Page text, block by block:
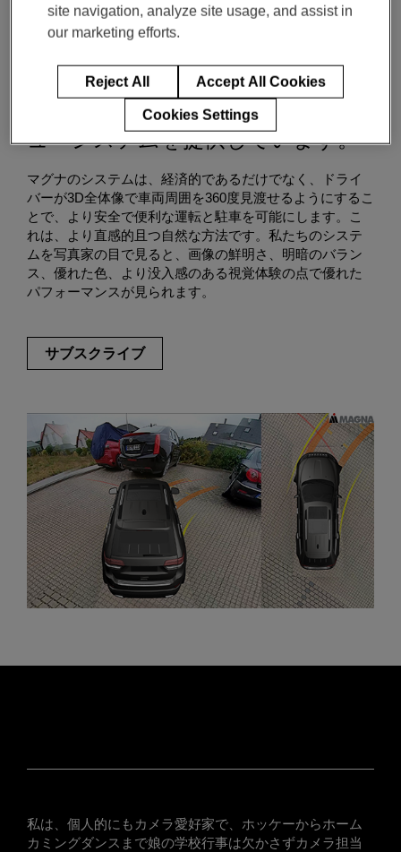
現在、マグナは、世界で活躍する
自動車メーカーの主となるモデル
に採算性のとれた3Dサラウンドビ
ューシステムを提供しています。
マグナのシステムは、経済的であるだけでなく、ドライ
バーが3D全体像で車両周囲を360度見渡せるようにするこ
とで、より安全で便利な運転と駐車を可能にします。こ
れは、より直感的且つ自然な方法です。私たちのシステ
ムを写真家の目で見ると、画像の鮮明さ、明暗のバラン
ス、優れた色、より没入感のある視覚体験の点で優れた
パフォーマンスが見られます。
サブスクライブ
私は、個人的にもカメラ愛好家で、ホッケーからホーム
カミングダンスまで娘の学校行事は欠かさずカメラ担当
site navigation, analyze site usage, and assist in
our marketing efforts.
Reject All Accept All Cookies
Cookies Settings